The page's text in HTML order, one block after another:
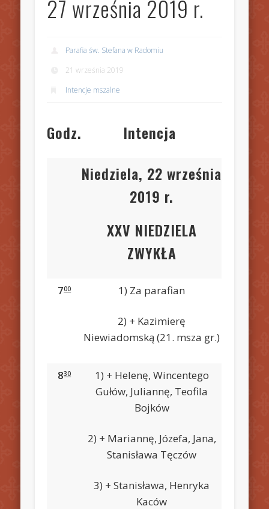
27 września 2019 r.
Parafia św. Stefana w Radomiu
21 września 2019
Intencje mszalne
Godz.
Intencja
Niedziela, 22 września
2019 r.
XXV NIEDZIELA
ZWYKŁA
700 1) Za parafian
2) + Kazimierę
Niewiadomską (21. msza gr.)
830
1) + Helenę, Wincentego
Gułów, Juliannę, Teofila
Bojków
2) + Mariannę, Józefa, Jana,
Stanisława Tęczów
3) + Stanisława, Henryka
Kaców